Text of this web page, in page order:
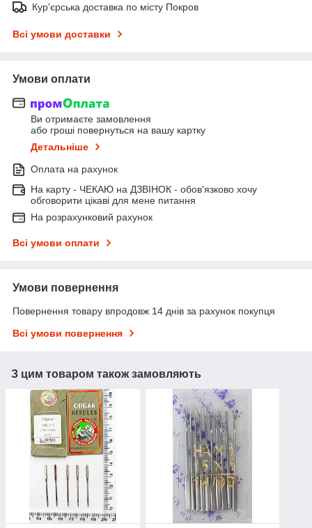
Кур'єрська доставка по місту Покров
Всі умови доставки
Умови оплати
Ви отримаєте замовлення
або гроші повернуться на вашу картку
Детальніше
Оплата на рахунок
На карту - ЧЕКАЮ на ДЗВІНОК - обов'язково хочу
обговорити цікаві для мене питання
На розрахунковий рахунок
Всі умови оплати
Умови повернення
Повернення товару впродовж 14 днів за рахунок покупця
Всі умови повернення
З цим товаром також замовляють